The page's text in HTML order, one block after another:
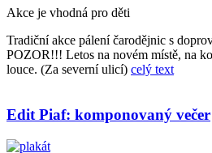
Akce je vhodná pro děti
Tradiční akce pálení čarodějnic s
POZOR!!! Letos na novém místě, na
louce. (Za severní ulicí) celý text
Edit Piaf: komponovaný večer